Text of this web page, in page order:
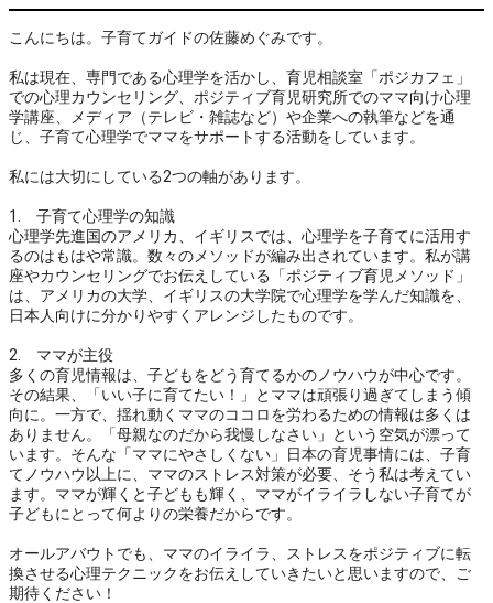
こんにちは。子育てガイドの佐藤めぐみです。
私は現在、専門である心理学を活かし、育児相談室「ポジカフェ」
での心理カウンセリング、ポジティブ育児研究所でのママ向け心理
学講座、メディア（テレビ・雑誌など）や企業への執筆などを通
じ、子育て心理学でママをサポートする活動をしています。
私には大切にしている2つの軸があります。
1.　子育て心理学の知識
心理学先進国のアメリカ、イギリスでは、心理学を子育てに活用す
るのはもはや常識。数々のメソッドが編み出されています。私が講
座やカウンセリングでお伝えしている「ポジティブ育児メソッド」
は、アメリカの大学、イギリスの大学院で心理学を学んだ知識を、
日本人向けに分かりやすくアレンジしたものです。
2.　ママが主役
多くの育児情報は、子どもをどう育てるかのノウハウが中心です。
その結果、「いい子に育てたい！」とママは頑張り過ぎてしまう傾
向に。一方で、揺れ動くママのココロを労わるための情報は多くは
ありません。「母親なのだから我慢しなさい」という空気が漂って
います。そんな「ママにやさしくない」日本の育児事情には、子育
てノウハウ以上に、ママのストレス対策が必要、そう私は考えてい
ます。ママが輝くと子どもも輝く、ママがイライラしない子育てが
子どもにとって何よりの栄養だからです。
オールアバウトでも、ママのイライラ、ストレスをポジティブに転
換させる心理テクニックをお伝えしていきたいと思いますので、ご
期待ください！